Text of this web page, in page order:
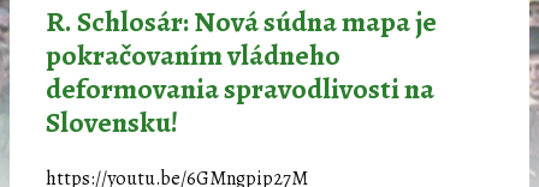
R. Schlosár: Nová súdna mapa je
pokračovaním vládneho
deformovania spravodlivosti na
Slovensku!
https://youtu.be/6GMngpip27M